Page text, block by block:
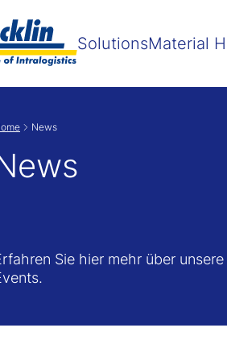
SolutionsMaterial
News
Sie hier mehr über